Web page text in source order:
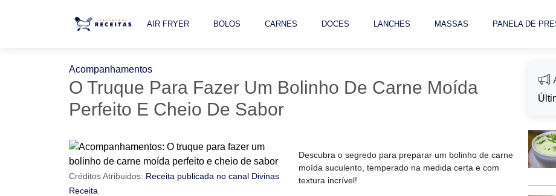
AIR FRYER BOLOS CARNES DOCES LANCHES MASSAS PANELA DE
Acompanhamentos
O Truque Para Fazer Um Bolinho De Carne Moída
Perfeito E Cheio De Sabor
Créditos Atribuidos: Receita publicada no canal Divinas
Receita
Descubra o segredo para preparar um bolinho de carne
moída suculento, temperado na medida certa e com
textura incrível!